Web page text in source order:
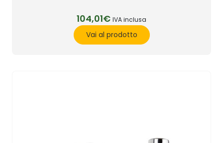
104,01€ IVA inclusa
Vai al prodotto